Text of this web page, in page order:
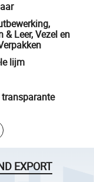
& Leer, Vezel en
lijm
EXPORT